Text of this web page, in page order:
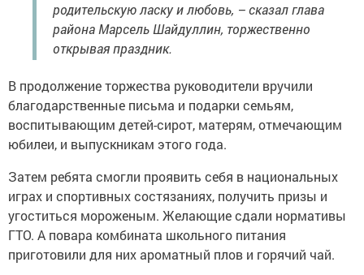
родительскую ласку и любовь, – сказал глава
района Марсель Шайдуллин, торжественно
открывая праздник.
В продолжение торжества руководители вручили
благодарственные письма и подарки семьям,
воспитывающим детей-сирот, матерям, отмечающим
юбилеи, и выпускникам этого года.
Затем ребята смогли проявить себя в национальных
играх и спортивных состязаниях, получить призы и
угоститься мороженым. Желающие сдали нормативы
ГТО. А повара комбината школьного питания
приготовили для них ароматный плов и горячий чай.